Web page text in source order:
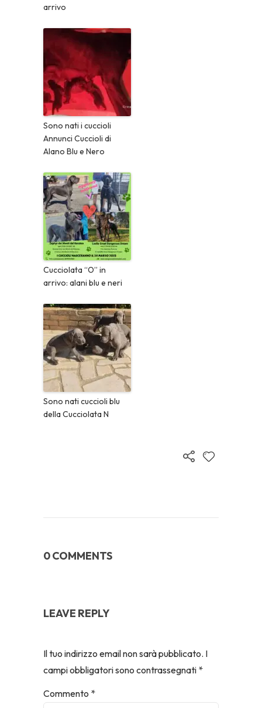
arrivo
Sono nati i cuccioli
Annunci Cuccioli di
Alano Blu e Nero
Cucciolata “O” in
arrivo: alani blu e neri
Sono nati cuccioli blu
della Cucciolata N
0 COMMENTS
LEAVE REPLY
Il tuo indirizzo email non sarà pubblicato. I
campi obbligatori sono contrassegnati *
Commento *